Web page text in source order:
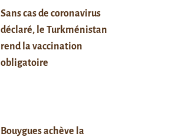
Sans cas de coronavirus
déclaré, le Turkménistan
rend la vaccination
obligatoire
Bouygues achève la